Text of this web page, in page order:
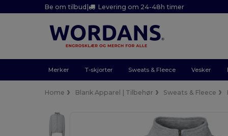
Be om tilbud| Levering om 24-48h timer
Merker T-skjorter Sweats & Fleece Vesker
Home Blank Apparel | Tilbehør Sweats & Fleece